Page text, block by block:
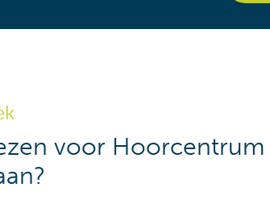
voor Hoorcentrum